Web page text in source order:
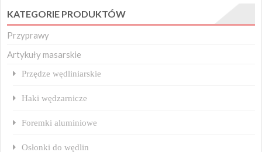
KATEGORIE PRODUKTÓW
Przyprawy
Artykuły masarskie
Przędze wędliniarskie
Haki wędzarnicze
Foremki aluminiowe
Osłonki do wędlin